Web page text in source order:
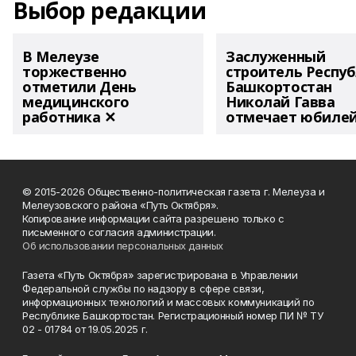
Выбор редакции
В Мелеузе
торжественно
отметили День
медицинского
работника ✕
Заслуженный
строитель
Башкортостан
Николай Гавва
отмечает
© 2015-2026 Общественно-политическая газета г. Мелеуза и
Мелеузовского района «Путь Октября».
Копирование информации сайта разрешено только с
письменного согласия администрации.
Об использовании персональных данных
Газета «Путь Октября» зарегистрирована в Управлении
Федеральной службы по надзору в сфере связи,
информационных технологий и массовых коммуникаций по
Республике Башкортостан. Регистрационный номер ПИ № ТУ
02 - 01784 от 19.05.2025 г.